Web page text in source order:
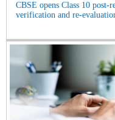
CBSE opens Class 10
verification and re-